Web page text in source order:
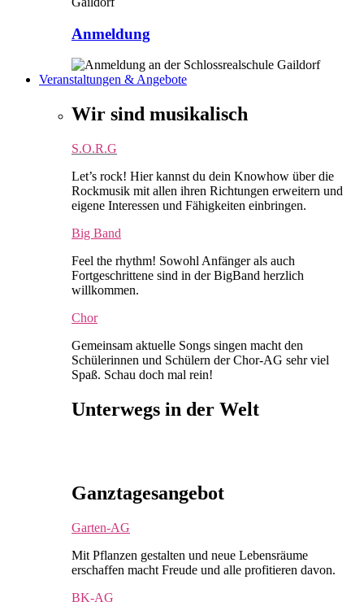
Anmeldung
Veranstaltungen & Angebote
Wir sind musikalisch
S.O.R.G
Let’s rock! Hier kannst du dein Knowhow über die
Rockmusik mit allen ihren Richtungen erweitern und
eigene Interessen und Fähigkeiten einbringen.
Big Band
Feel the rhythm! Sowohl Anfänger als auch
Fortgeschrittene sind in der BigBand herzlich
willkommen.
Chor
Gemeinsam aktuelle Songs singen macht den
Schülerinnen und Schülern der Chor-AG sehr viel
Spaß. Schau doch mal rein!
Unterwegs in der Welt
Ganztagesangebot
Garten-AG
Mit Pflanzen gestalten und neue Lebensräume
erschaffen macht Freude und alle profitieren davon.
BK-AG